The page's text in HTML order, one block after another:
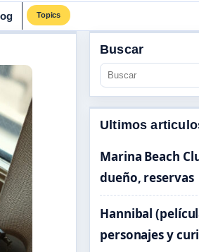
Topics
Buscar
Ultimos
Marina Beach
dueño, reservas
Hannibal
personajes y